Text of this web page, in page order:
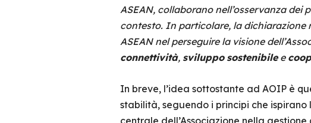
ASEAN, collaborano nell’osservanza dei
contesto. In particolare, la dichiarazione
ASEAN nel perseguire la visione
connettività, sviluppo sostenibilee
In breve, l’idea sottostante ad AOIP è
stabilità, seguendo i principi che
centrale dell’Associazione nella